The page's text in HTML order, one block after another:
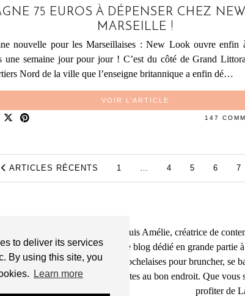
to deliver its services
By using this site, you
Learn more
75 EUROS À DÉPENSER CHEZ
MARSEILLE !
nouvelle pour les Marseillaises : New Look ouvre enfin
une semaine jour pour jour ! C’est du côté de Grand
Nord de la ville que l’enseigne britannique a enfin dé…
VOIR L’ARTICLE
147
ARTICLES RÉCENTS 1 4 5 6 7
sur le So Girly Blog ! Je suis Amélie, créatrice de
plusieurs années. À travers ce blog dédié en grande partie
et mes meilleures adresses rochelaises pour bruncher,
tenu par une locale ? Vous êtes au bon endroit. Que vous
profiter de